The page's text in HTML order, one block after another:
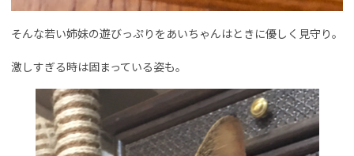
そんな若い姉妹の遊びっぷりをあいちゃんはときに優しく見守り。
激しすぎる時は固まっている姿も。